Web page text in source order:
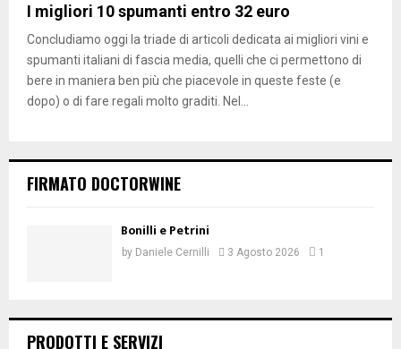
I migliori 10 spumanti entro 32 euro
Concludiamo oggi la triade di articoli dedicata ai migliori vini e
spumanti italiani di fascia media, quelli che ci permettono di
bere in maniera ben più che piacevole in queste feste (e
dopo) o di fare regali molto graditi. Nel...
FIRMATO DOCTORWINE
Bonilli e Petrini
by Daniele Cernilli 3 Agosto 2026 1
PRODOTTI E SERVIZI